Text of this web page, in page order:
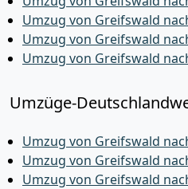
Umzug von Greifswald
Umzug von Greifswald
Umzug von Greifswald
Umzüge-
Umzug von Greifswald
Umzug von Greifswald
Umzug von Greifswald